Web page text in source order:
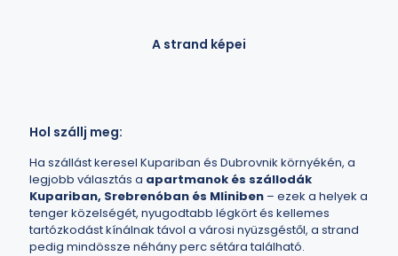
A strand képei
Hol szállj meg:
Ha szállást keresel Kupariban és Dubrovnik környékén, a
legjobb választás a apartmanok és szállodák
Kupariban, Srebrenóban és Mliniben – ezek a helyek a
tenger közelségét, nyugodtabb légkört és kellemes
tartózkodást kínálnak távol a városi nyüzsgéstől, a strand
pedig mindössze néhány perc sétára található.